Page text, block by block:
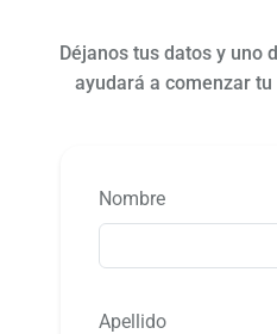
Déjanos tus datos y uno
ayudará a comenzar
Nombre
Apellido